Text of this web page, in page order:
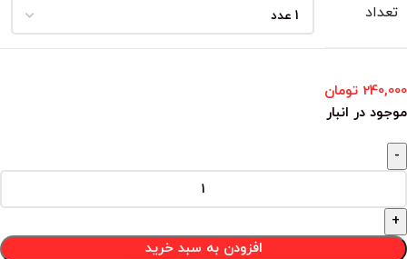
تعداد
240,000 تومان
موجود در انبار
افزودن به سبد خرید